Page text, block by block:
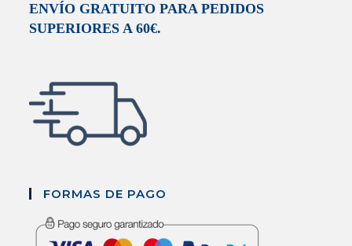
ENVÍO GRATUITO PARA PEDIDOS
SUPERIORES A 60€.
FORMAS DE PAGO